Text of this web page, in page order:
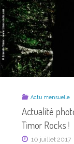
LA
MI-
DÉCEMBRE
2018
–
Actu mensuelle
TIMOR
ROCKS !"
Actu mensuelle
Actualité
Timor Rocks !
10 juillet 2017